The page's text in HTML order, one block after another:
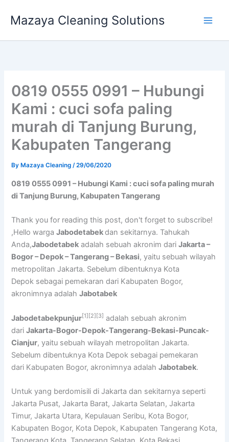
Mazaya Cleaning Solutions
0819 0555 0991 – Hubungi
Kami : cuci sofa paling
murah di Tanjung Burung,
Kabupaten Tangerang
By Mazaya Cleaning/29/06/2020
0819 0555 0991 – Hubungi Kami : cuci sofa paling murah
di Tanjung Burung, Kabupaten Tangerang
Thank you for reading this post, don't forget to subscribe!
,Hello wargaJabodetabekdan sekitarnya. Tahukah
Anda,Jabodetabek adalah sebuah akronim dariJakarta –
Bogor – Depok – Tangerang – Bekasi, yaitu sebuah wilayah
metropolitan Jakarta. Sebelum dibentuknya Kota
Depok sebagai pemekaran dari Kabupaten Bogor,
akronimnya adalahJabotabek
Jabodetabekpunjur[1] [2] [3] adalah sebuah akronim
dariJakarta-Bogor-Depok-Tangerang-Bekasi-Puncak-
Cianjur, yaitu sebuah wilayah metropolitan Jakarta.
Sebelum dibentuknya Kota Depok sebagai pemekaran
dari Kabupaten Bogor, akronimnya adalahJabotabek.
Untuk yang berdomisili di Jakarta dan sekitarnya seperti
Jakarta Pusat, Jakarta Barat, Jakarta Selatan, Jakarta
Timur, Jakarta Utara, Kepulauan Seribu, Kota Bogor,
Kabupaten Bogor, Kota Depok, Kabupaten Tangerang Kota,